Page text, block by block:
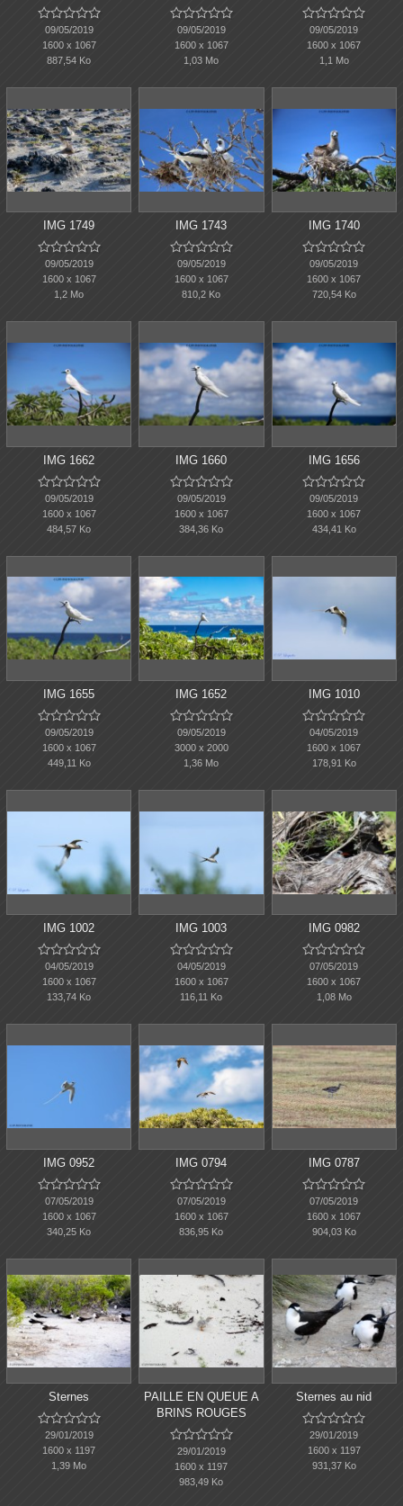

09/05/2019
1600 x 1067
887,54 Ko

09/05/2019
1600 x 1067
1,03 Mo

09/05/2019
1600 x 1067
1,1 Mo
IMG 1749

09/05/2019
1600 x 1067
1,2 Mo
IMG 1743

09/05/2019
1600 x 1067
810,2 Ko
IMG 1740

09/05/2019
1600 x 1067
720,54 Ko
IMG 1662

09/05/2019
1600 x 1067
484,57 Ko
IMG 1660

09/05/2019
1600 x 1067
384,36 Ko
IMG 1656

09/05/2019
1600 x 1067
434,41 Ko
IMG 1655

09/05/2019
1600 x 1067
449,11 Ko
IMG 1652

09/05/2019
3000 x 2000
1,36 Mo
IMG 1010

04/05/2019
1600 x 1067
178,91 Ko
IMG 1002

04/05/2019
1600 x 1067
133,74 Ko
IMG 1003

04/05/2019
1600 x 1067
116,11 Ko
IMG 0982

07/05/2019
1600 x 1067
1,08 Mo
IMG 0952

07/05/2019
1600 x 1067
340,25 Ko
IMG 0794

07/05/2019
1600 x 1067
836,95 Ko
IMG 0787

07/05/2019
1600 x 1067
904,03 Ko
Sternes

29/01/2019
1600 x 1197
1,39 Mo
PAILLE EN QUEUE A
BRINS ROUGES

29/01/2019
1600 x 1197
983,49 Ko
Sternes au nid

29/01/2019
1600 x 1197
931,37 Ko